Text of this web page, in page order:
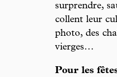
surprendre,
collent leur
photo, des
vierges…
Pour les